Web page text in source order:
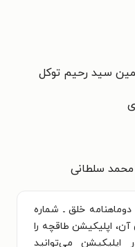
سید رحیم توکل
دوماهنامه خلق ـ شماره
۱۳۹۰ و خواندن آن، اپلیکیشن طاقچه را
می‌توانید